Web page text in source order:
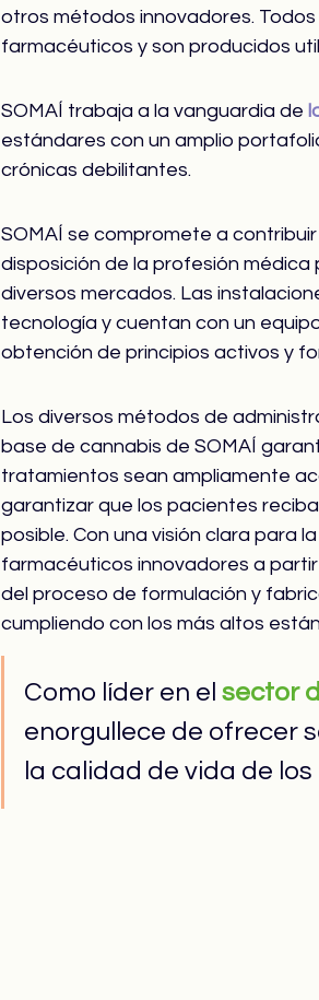
otros métodos innovadores.
farmacéuticos y son producidos
SOMAÍ trabaja a la vanguardia de
estándares con un amplio
crónicas debilitantes.
SOMAÍ se compromete a
disposición de la profesión
diversos mercados. Las
tecnología y cuentan con un
obtención de principios activos y
Los diversos métodos de
base de cannabis de SOMAÍ
tratamientos sean ampliamente
garantizar que los pacientes
posible. Con una visión clara para
farmacéuticos innovadores a
del proceso de formulación y
cumpliendo con los más altos
Como líder en el sector
enorgullece de ofrecer
la calidad de vida de